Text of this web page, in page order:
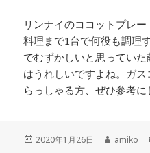
リンナイのココットプレ
料理まで1台で何役も調理
でむずかしいと思ってい
はうれしいですよね。ガ
らっしゃる方、ぜひ参考に
投
2020年1月26日
作
amiko